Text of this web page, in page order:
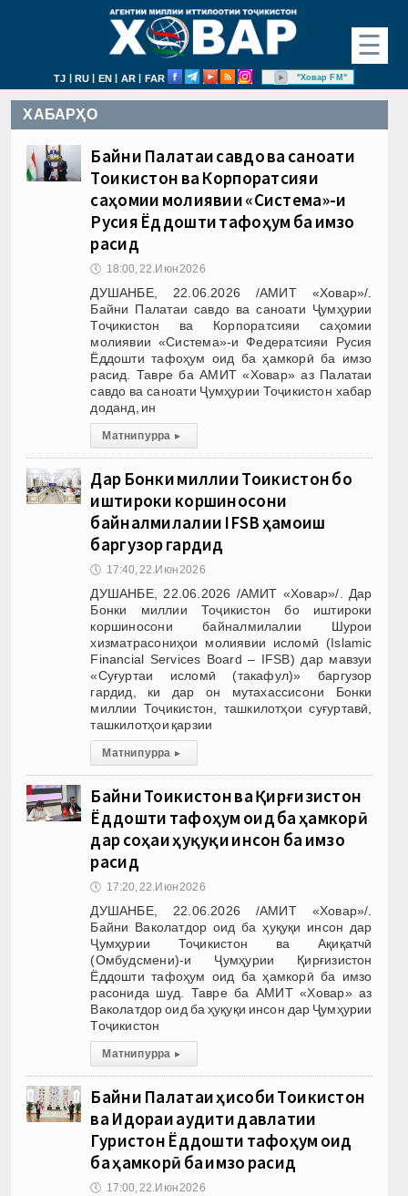
☰
TJ | RU | EN | AR | FAR "Ховар FM"
ХАБАРҲО
Байни Палатаи савдо ва саноати
Тоҷикистон ва Корпоратсияи
саҳомии молиявии «Система»-и
Русия Ёддошти тафоҳум ба имзо
расид
🕔 18:00, 22.Июн 2026
ДУШАНБЕ, 22.06.2026 /АМИТ «Ховар»/.
Байни Палатаи савдо ва саноати Ҷумҳурии
Тоҷикистон ва Корпоратсияи саҳомии
молиявии «Система»-и Федератсияи Русия
Ёддошти тафоҳум оид ба ҳамкорӣ ба имзо
расид. Тавре ба АМИТ «Ховар» аз Палатаи
савдо ва саноати Ҷумҳурии Тоҷикистон хабар
доданд, ин
Матни пурра ▸
Дар Бонки миллии Тоҷикистон бо
иштироки коршиносони
байналмилалии IFSB ҳамоиш
баргузор гардид
🕔 17:40, 22.Июн 2026
ДУШАНБЕ, 22.06.2026 /АМИТ «Ховар»/. Дар
Бонки миллии Тоҷикистон бо иштироки
коршиносони байналмилалии Шурои
хизматрасониҳои молиявии исломӣ (Islamic
Financial Services Board – IFSB) дар мавзуи
«Суғуртаи исломӣ (такафул)» баргузор
гардид, ки дар он мутахассисони Бонки
миллии Тоҷикистон, ташкилотҳои суғуртавӣ,
ташкилотҳои қарзии
Матни пурра ▸
Байни Тоҷикистон ва Қирғизистон
Ёддошти тафоҳум оид ба ҳамкорӣ
дар соҳаи ҳуқуқи инсон ба имзо
расид
🕔 17:20, 22.Июн 2026
ДУШАНБЕ, 22.06.2026 /АМИТ «Ховар»/.
Байни Ваколатдор оид ба ҳуқуқи инсон дар
Ҷумҳурии Тоҷикистон ва Ақиқатчӣ
(Омбудсмени)-и Ҷумҳурии Қирғизистон
Ёддошти тафоҳум оид ба ҳамкорӣ ба имзо
расонида шуд. Тавре ба АМИТ «Ховар» аз
Ваколатдор оид ба ҳуқуқи инсон дар Ҷумҳурии
Тоҷикистон
Матни пурра ▸
Байни Палатаи ҳисоби Тоҷикистон
ва Идораи аудити давлатии
Гурҷистон Ёддошти тафоҳум оид
ба ҳамкорӣ ба имзо расид
🕔 17:00, 22.Июн 2026